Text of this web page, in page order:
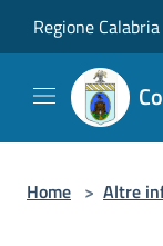
Regione Calabria
Home > Altre